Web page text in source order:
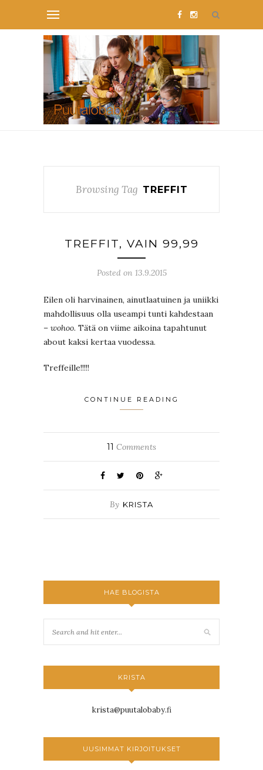
Browsing Tag TREFFIT
TREFFIT, VAIN 99,99
Posted on 13.9.2015
Eilen oli harvinainen, ainutlaatuinen ja uniikki
mahdollisuus olla useampi tunti kahdestaan
– wohoo. Tätä on viime aikoina tapahtunut
about kaksi kertaa vuodessa.
Treffeille!!!!!
CONTINUE READING
11 Comments
By KRISTA
HAE BLOGISTA
KRISTA
krista@puutalobaby.fi
UUSIMMAT KIRJOITUKSET